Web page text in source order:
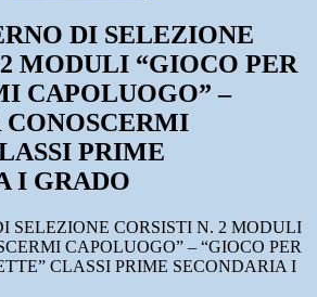
DI SELEZIONE
MODULI “GIOCO PER
CAPOLUOGO” –
CONOSCERMI
PRIME
I GRADO
SELEZIONE CORSISTI N. 2 MODULI
CAPOLUOGO” – “GIOCO PER
CLASSI PRIME SECONDARIA I